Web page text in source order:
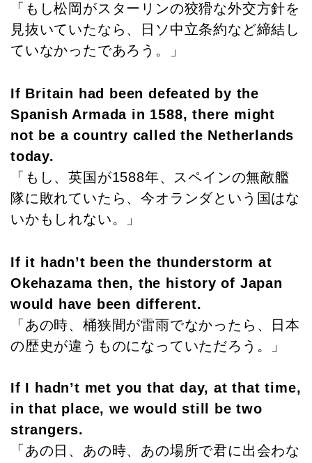
「もし松岡がスターリンの狡猾な外交方針を
見抜いていたなら、日ソ中立条約など締結し
ていなかったであろう。」
If Britain had been defeated by the
Spanish Armada in 1588, there might
not be a country called the Netherlands
today.
「もし、英国が1588年、スペインの無敵艦
隊に敗れていたら、今オランダという国はな
いかもしれない。」
If it hadn’t been the thunderstorm at
Okehazama then, the history of Japan
would have been different.
「あの時、桶狭間が雷雨でなかったら、日本
の歴史が違うものになっていただろう。」
If I hadn’t met you that day, at that time,
in that place, we would still be two
strangers.
「あの日、あの時、あの場所で君に出会わな